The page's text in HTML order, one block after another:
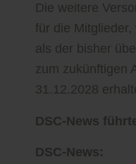
Die weitere
für die
als der bisher
zum zukünftigen
31.12.2028
DSC-News
DSC-News: